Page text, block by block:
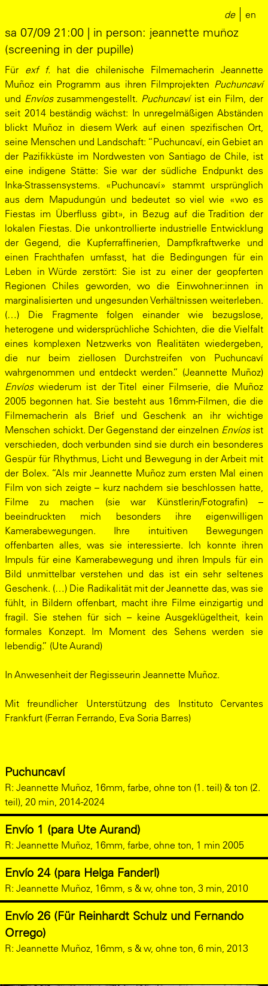
sa 07/09 21:00 | in person: jeannette muñoz
(screening in der pupille)
Für exf f. hat die chilenische Filmemacherin Jeannette
Muñoz ein Programm aus ihren Filmprojekten Puchuncaví
und Envíoszusammengestellt. Puchuncavíist ein Film, der
seit 2014 beständig wächst: In unregelmäßigen Abständen
blickt Muñoz in diesem Werk auf einen spezifischen Ort,
seine Menschen und Landschaft: “Puchuncaví, ein Gebiet an
der Pazifikküste im Nordwesten von Santiago de Chile, ist
eine indigene Stätte: Sie war der südliche Endpunkt des
Inka-Strassensystems. «Puchuncaví» stammt ursprünglich
aus dem Mapudungún und bedeutet so viel wie «wo es
Fiestas im Überfluss gibt», in Bezug auf die Tradition der
lokalen Fiestas. Die unkontrollierte industrielle Entwicklung
der Gegend, die Kupferraffinerien, Dampfkraftwerke und
einen Frachthafen umfasst, hat die Bedingungen für ein
Leben in Würde zerstört: Sie ist zu einer der geopferten
Regionen Chiles geworden, wo die Einwohner:innen in
marginalisierten und ungesunden Verhältnissen weiterleben.
(…) Die Fragmente folgen einander wie bezugslose,
heterogene und widersprüchliche Schichten, die die Vielfalt
eines komplexen Netzwerks von Realitäten wiedergeben,
die nur beim ziellosen Durchstreifen von Puchuncaví
wahrgenommen und entdeckt werden.” (Jeannette Muñoz)
Envíoswiederum ist der Titel einer Filmserie, die Muñoz
2005 begonnen hat. Sie besteht aus 16mm-Filmen, die die
Filmemacherin als Brief und Geschenk an ihr wichtige
Menschen schickt. Der Gegenstand der einzelnen Envíosist
verschieden, doch verbunden sind sie durch ein besonderes
Gespür für Rhythmus, Licht und Bewegung in der Arbeit mit
der Bolex. “Als mir Jeannette Muñoz zum ersten Mal einen
Film von sich zeigte – kurz nachdem sie beschlossen hatte,
Filme zu machen (sie war Künstlerin/Fotografin) –
beeindruckten mich besonders ihre eigenwilligen
Kamerabewegungen. Ihre intuitiven Bewegungen
offenbarten alles, was sie interessierte. Ich konnte ihren
Impuls für eine Kamerabewegung und ihren Impuls für ein
Bild unmittelbar verstehen und das ist ein sehr seltenes
Geschenk. (…) Die Radikalität mit der Jeannette das, was sie
fühlt, in Bildern offenbart, macht ihre Filme einzigartig und
fragil. Sie stehen für sich – keine Ausgeklügeltheit, kein
formales Konzept. Im Moment des Sehens werden sie
lebendig.” (Ute Aurand)
In Anwesenheit der Regisseurin Jeannette Muñoz.
Mit freundlicher Unterstützung des Instituto Cervantes
Frankfurt (Ferran Ferrando, Eva Soria Barres)
Puchuncaví
R: Jeannette Muñoz, 16mm, farbe, ohne ton (1. teil) & ton (2.
teil), 20 min, 2014-2024
Envío 1 (para Ute Aurand)
R: Jeannette Muñoz, 16mm, farbe, ohne ton, 1 min 2005
Envío 24 (para Helga Fanderl)
R: Jeannette Muñoz, 16mm, s & w, ohne ton, 3 min, 2010
Envío 26 (Für Reinhardt Schulz und Fernando
Orrego)
R: Jeannette Muñoz, 16mm, s & w, ohne ton, 6 min, 2013
de en